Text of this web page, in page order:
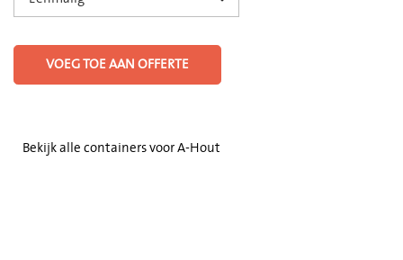
VOEG TOE AAN OFFERTE
Bekijk alle containers voor A-Hout